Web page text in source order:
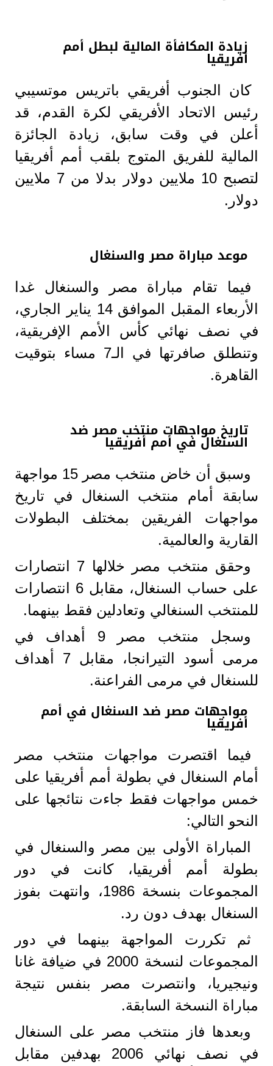
زيادة المكافأة المالية لبطل أمم
أفريقيا
كان الجنوب أفريقي باتريس موتسيبي
رئيس الاتحاد الأفريقي لكرة القدم، قد
أعلن في وقت سابق، زيادة الجائزة
المالية للفريق المتوج بلقب أمم أفريقيا
لتصبح 10 ملايين دولار بدلا من 7 ملايين
دولار.
موعد مباراة مصر والسنغال
فيما تقام مباراة مصر والسنغال غدا
الأربعاء المقبل الموافق 14 يناير الجاري،
في نصف نهائي كأس الأمم الإفريقية،
وتنطلق صافرتها في الـ7 مساء بتوقيت
القاهرة.
تاريخ مواجهات منتخب مصر ضد
السنغال في أمم أفريقيا
وسبق أن خاض منتخب مصر 15 مواجهة
سابقة أمام منتخب السنغال في تاريخ
مواجهات الفريقين بمختلف البطولات
القارية والعالمية.
وحقق منتخب مصر خلالها 7 انتصارات
على حساب السنغال، مقابل 6 انتصارات
للمنتخب السنغالي وتعادلين فقط بينهما.
وسجل منتخب مصر 9 أهداف في
مرمى أسود التيرانجا، مقابل 7 أهداف
للسنغال في مرمى الفراعنة.
مواجهات مصر ضد السنغال في أمم
أفريقيا
فيما اقتصرت مواجهات منتخب مصر
أمام السنغال في بطولة أمم أفريقيا على
خمس مواجهات فقط جاءت نتائجها على
النحو التالي:
المباراة الأولى بين مصر والسنغال في
بطولة أمم أفريقيا، كانت في دور
المجموعات بنسخة 1986، وانتهت بفوز
السنغال بهدف دون رد.
ثم تكررت المواجهة بينهما في دور
المجموعات لنسخة 2000 في ضيافة غانا
ونيجيريا، وانتصرت مصر بنفس نتيجة
مباراة النسخة السابقة.
وبعدها فاز منتخب مصر على السنغال
في نصف نهائي 2006 بهدفين مقابل